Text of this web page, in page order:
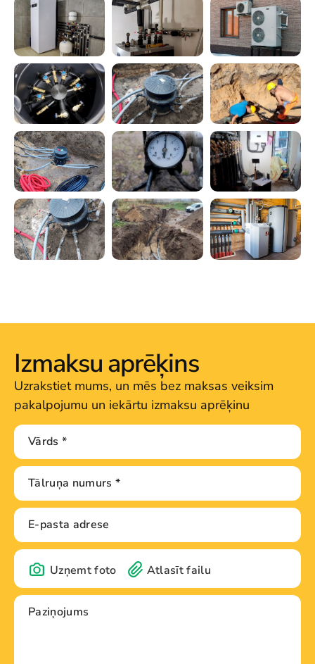
Izmaksu aprēķins
Uzrakstiet mums, un mēs bez maksas veiksim
pakalpojumu un iekārtu izmaksu aprēķinu
Uzņemt foto Atlasīt failu